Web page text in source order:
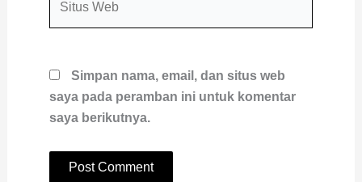
Simpan nama, email, dan situs web
saya pada peramban ini untuk komentar
saya berikutnya.